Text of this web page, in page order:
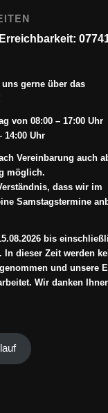
gerne über das
von 08:00 – 17:00 Uhr
14:00 Uhr
Vereinbarung auch
möglich.
dass wir im
Samstagstermine
bis
In dieser Zeit werden
und unsere
Wir danken